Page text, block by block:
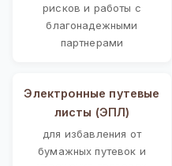
рисков и работы с
благонадежными
партнерами
Электронные путевые
листы (ЭПЛ)
для избавления от
бумажных путевок и